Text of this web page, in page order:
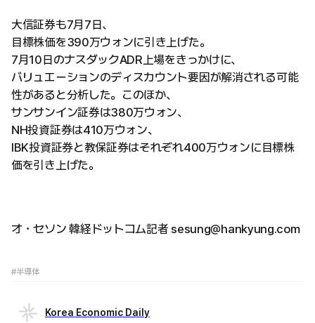
大信証券も7月7日、
目標株価を390万ウォンに引き上げた。
7月10日のナスダックADR上場をきっかけに、
バリュエーションのディスカウント要因が解消される可能
性があると分析した。このほか、
サンサンイン証券は380万ウォン、
NH投資証券は410万ウォン、
IBK投資証券と教保証券はそれぞれ400万ウォンに目標株
価を引き上げた。
オ・セソン 韓経ドットコム記者 sesung@hankyung.com
#半導体
Korea Economic Daily